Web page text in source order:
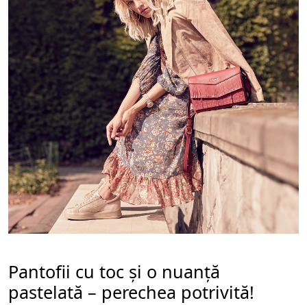
Pantofii cu toc și o nuanță
pastelată – perechea potrivită!